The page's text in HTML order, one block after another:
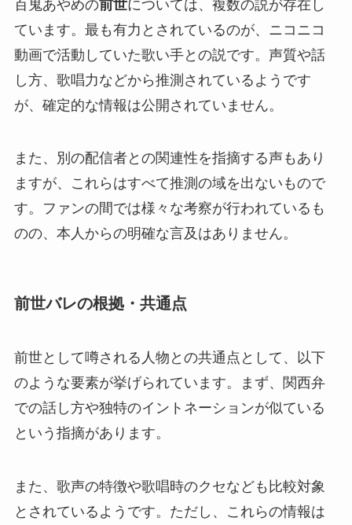
百鬼あやめの前世については、複数の説が存在し
ています。最も有力とされているのが、ニコニコ
動画で活動していた歌い手との説です。声質や話
し方、歌唱力などから推測されているようです
が、確定的な情報は公開されていません。
また、別の配信者との関連性を指摘する声もあり
ますが、これらはすべて推測の域を出ないもので
す。ファンの間では様々な考察が行われているも
のの、本人からの明確な言及はありません。
前世バレの根拠・共通点
前世として噂される人物との共通点として、以下
のような要素が挙げられています。まず、関西弁
での話し方や独特のイントネーションが似ている
という指摘があります。
また、歌声の特徴や歌唱時のクセなども比較対象
とされているようです。ただし、これらの情報は